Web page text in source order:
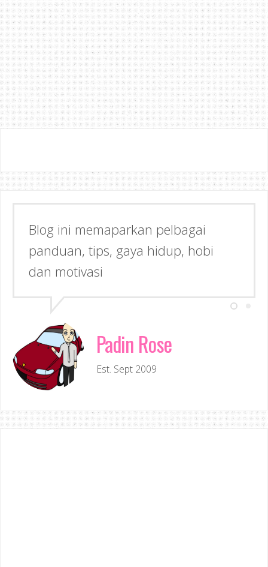
Blog ini memaparkan pelbagai
panduan, tips, gaya hidup, hobi
dan motivasi
Semoga dapat memberi Manfaat &
Inspirasi kepada anda!
Padin Rose
Est. Sept 2009